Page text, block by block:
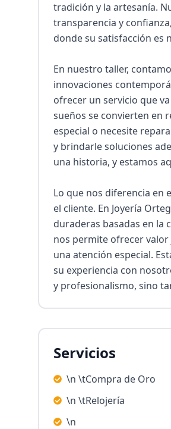
tradición y la artesanía.
transparencia y
donde su satisfacción es
En nuestro taller,
innovaciones
ofrecer un servicio que
sueños se convierten en
especial o necesite
y brindarle soluciones
una historia, y estamos
Lo que nos diferencia en
el cliente. En Joyería
duraderas basadas en la
nos permite ofrecer
una atención especial.
su experiencia con
y profesionalismo, sino
Servicios
\n \tCompra de Oro
\n \tRelojería
\n